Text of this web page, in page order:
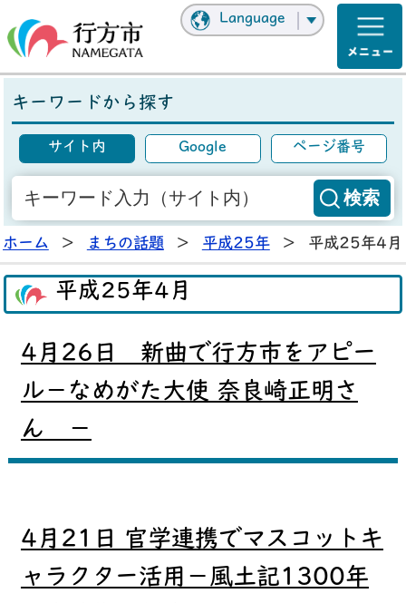
Language
キーワードから探す
サイト内 Google ページ番号
ホーム > まちの話題 > 平成25年 > 平成25年4月
平成25年4月
4月26日 新曲で行方市をアピー
ル－なめがた大使 奈良崎正明さ
ん －
4月21日 官学連携でマスコットキ
ャラクター活用－風土記1300年